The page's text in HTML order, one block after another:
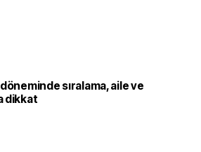
sıralama, aile ve
dikkat